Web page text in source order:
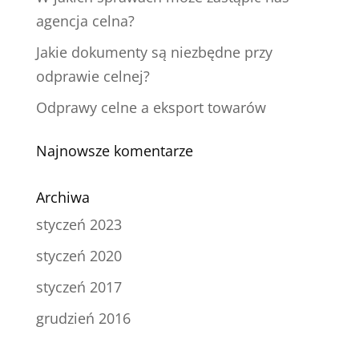
agencja celna?
Jakie dokumenty są niezbędne przy
odprawie celnej?
Odprawy celne a eksport towarów
Najnowsze komentarze
Archiwa
styczeń 2023
styczeń 2020
styczeń 2017
grudzień 2016